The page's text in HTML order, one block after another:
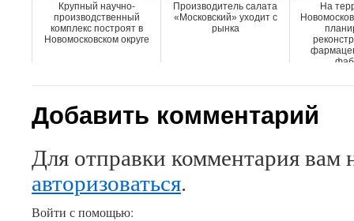
Крупный научно-
производственный
комплекс построят в
Новомосковском округе
Производитель салата
«Московский» уходит с
рынка
На
Добавить комментарий
Для отправки комментария вам
авторизоваться.
Войти с помощью: